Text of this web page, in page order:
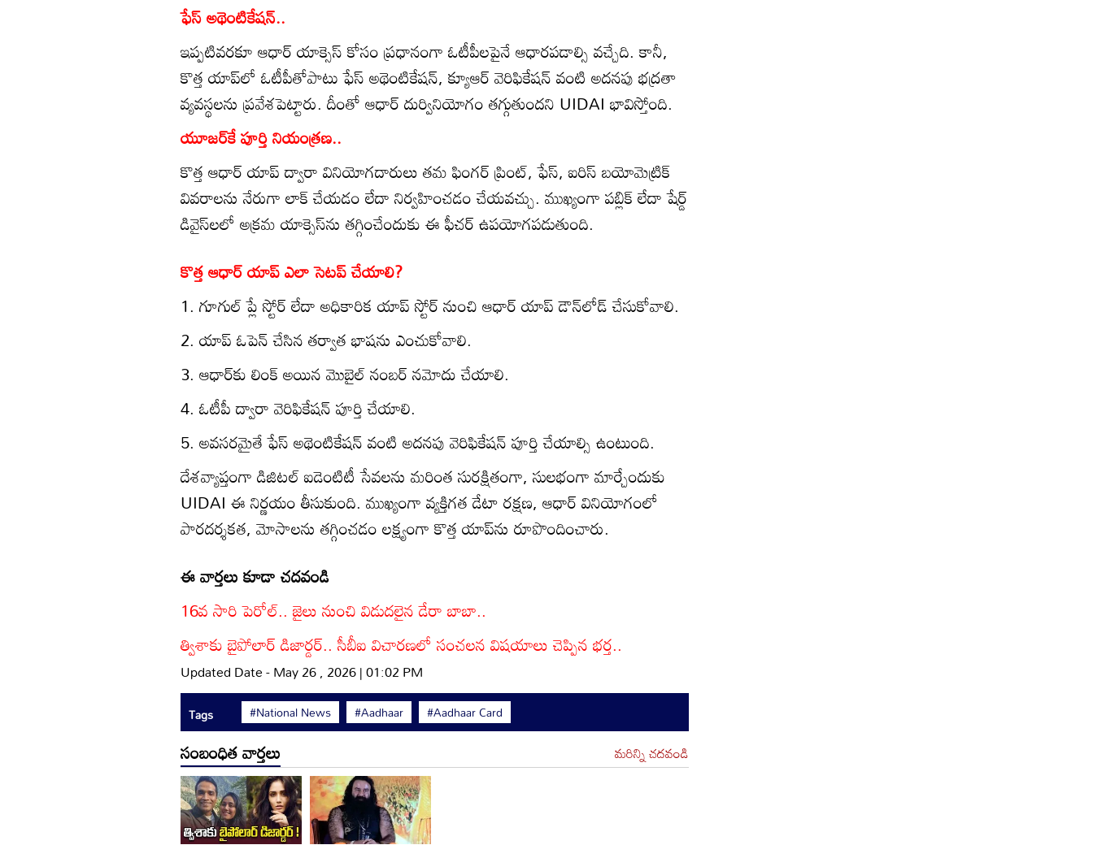
ఫేస్ అథెంటికేషన్..
ఇప్పటివరకూ ఆధార్ యాక్సెస్ కోసం ప్రధానంగా ఓటీపీలపైనే ఆధారపడాల్సి వచ్చేది. కానీ,
కొత్త యాప్‌లో ఓటీపీతోపాటు ఫేస్ అథెంటికేషన్, క్యూఆర్ వెరిఫికేషన్ వంటి అదనపు భద్రతా
వ్యవస్థలను ప్రవేశపెట్టారు. దీంతో ఆధార్ దుర్వినియోగం తగ్గుతుందని UIDAI భావిస్తోంది.
యూజర్‌కే పూర్తి నియంత్రణ..
కొత్త ఆధార్ యాప్ ద్వారా వినియోగదారులు తమ ఫింగర్ ప్రింట్, ఫేస్, ఐరిస్ బయోమెట్రిక్
వివరాలను నేరుగా లాక్ చేయడం లేదా నిర్వహించడం చేయవచ్చు. ముఖ్యంగా పబ్లిక్ లేదా షేర్డ్
డివైస్‌లలో అక్రమ యాక్సెస్‌ను తగ్గించేందుకు ఈ ఫీచర్ ఉపయోగపడుతుంది.
కొత్త ఆధార్ యాప్ ఎలా సెటప్ చేయాలి?
1. గూగుల్ ప్లే స్టోర్ లేదా అధికారిక యాప్ స్టోర్ నుంచి ఆధార్ యాప్ డౌన్‌లోడ్ చేసుకోవాలి.
2. యాప్ ఓపెన్ చేసిన తర్వాత భాషను ఎంచుకోవాలి.
3. ఆధార్‌కు లింక్ అయిన మొబైల్ నంబర్ నమోదు చేయాలి.
4. ఓటీపీ ద్వారా వెరిఫికేషన్ పూర్తి చేయాలి.
5. అవసరమైతే ఫేస్ అథెంటికేషన్ వంటి అదనపు వెరిఫికేషన్ పూర్తి చేయాల్సి ఉంటుంది.
దేశవ్యాప్తంగా డిజిటల్ ఐడెంటిటీ సేవలను మరింత సురక్షితంగా, సులభంగా మార్చేందుకు
UIDAI ఈ నిర్ణయం తీసుకుంది. ముఖ్యంగా వ్యక్తిగత డేటా రక్షణ, ఆధార్ వినియోగంలో
పారదర్శకత, మోసాలను తగ్గించడం లక్ష్యంగా కొత్త యాప్‌ను రూపొందించారు.
ఈ వార్తలు కూడా చదవండి
16వ సారి పెరోల్.. జైలు నుంచి విడుదలైన డేరా బాబా..
త్విశాకు బైపోలార్ డిజార్డర్.. సీబీఐ విచారణలో సంచలన విషయాలు చెప్పిన భర్త..
Updated Date - May 26 , 2026 | 01:02 PM
Tags #National News #Aadhaar #Aadhaar Card
సంబంధిత వార్తలు మరిన్ని చదవండి